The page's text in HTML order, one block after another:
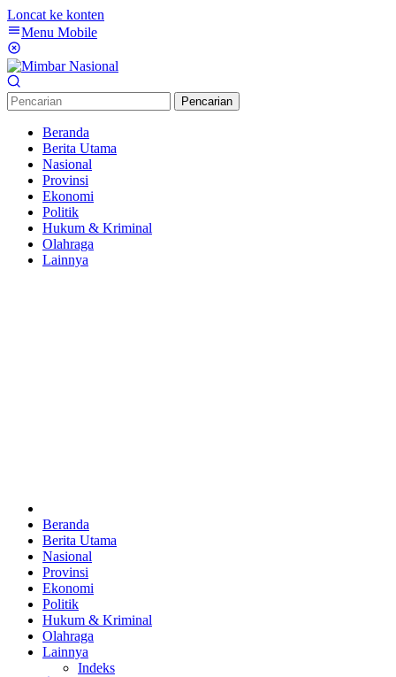
Loncat ke konten
Menu Mobile
Pencarian
Beranda
Berita Utama
Nasional
Provinsi
Ekonomi
Politik
Hukum & Kriminal
Olahraga
Lainnya
Beranda
Berita Utama
Nasional
Provinsi
Ekonomi
Politik
Hukum & Kriminal
Olahraga
Lainnya
Indeks